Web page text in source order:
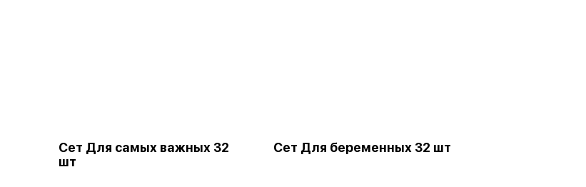
Сет Для самых важных 32
шт
Сет Для беременных 32 шт